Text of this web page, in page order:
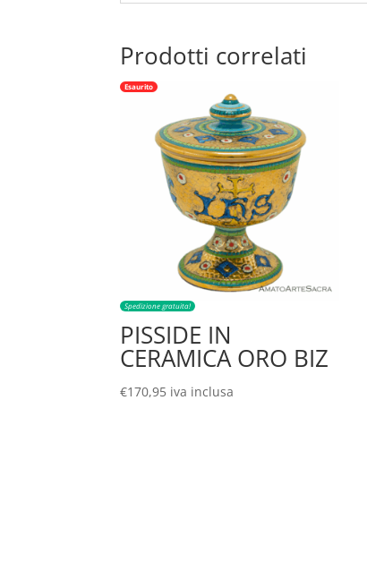
Prodotti correlati
Esaurito
Spedizione gratuita!
PISSIDE IN
CERAMICA ORO BIZ
€170,95 iva inclusa